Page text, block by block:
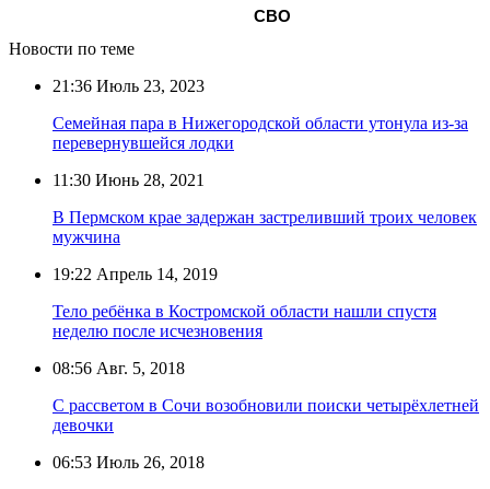
СВО
Новости по теме
21:36 Июль 23, 2023
Семейная пара в Нижегородской области утонула из-за
перевернувшейся лодки
11:30 Июнь 28, 2021
В Пермском крае задержан застреливший троих человек
мужчина
19:22 Апрель 14, 2019
Тело ребёнка в Костромской области нашли спустя
неделю после исчезновения
08:56 Авг. 5, 2018
С рассветом в Сочи возобновили поиски четырёхлетней
девочки
06:53 Июль 26, 2018